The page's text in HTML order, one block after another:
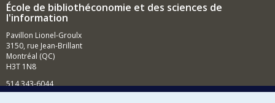
École de bibliothéconomie et des sciences de
l'information
Pavillon Lionel-Groulx
3150, rue Jean-Brillant
Montréal (QC)
H3T 1N8
514 343-6044